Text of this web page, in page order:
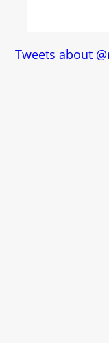
Tweets about